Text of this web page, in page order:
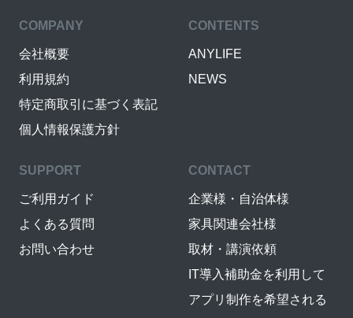
COMPANY
会社概要
利用規約
特定商取引に基づく表記
個人情報保護方針
CONTENTS
ANYLIFE
NEWS
SUPPORT
ご利用ガイド
よくある質問
お問い合わせ
CONTACT
企業様・自治体様
家具関連会社様
取材・講演依頼
IT導入補助金を利用して
アプリ制作を希望される